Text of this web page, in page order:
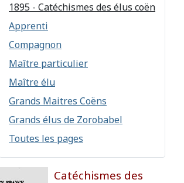
1895 - Catéchismes des élus coën
Apprenti
Compagnon
Maître particulier
Maître élu
Grands Maitres Coëns
Grands élus de Zorobabel
Toutes les pages
Catéchismes des